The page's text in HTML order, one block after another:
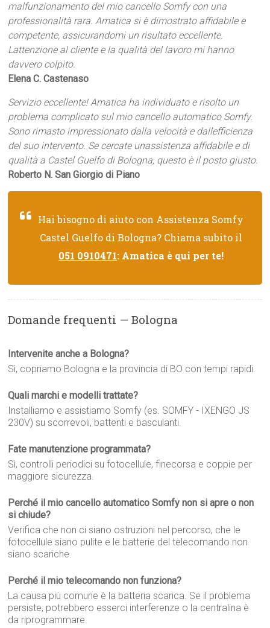
malfunzionamento del mio cancello Somfy con una
professionalità rara. Amatica si è dimostrato affidabile e
competente, assicurandomi un risultato eccellente.
Lattenzione al cliente e la qualità del lavoro mi hanno
davvero colpito.
Elena C. Castenaso
Servizio eccellente! Amatica ha individuato e risolto un
problema complicato sul mio cancello automatico Somfy.
Sono rimasto impressionato dalla velocità e dallefficienza
del suo intervento. Se cercate unassistenza affidabile e di
qualità a Castel Guelfo di Bologna, questo è il posto giusto.
Roberto N. San Giorgio di Piano
Hai bisogno di aiuto con Assistenza Somfy
Castel Guelfo di Bologna? Chiama subito il
051 0910471: Amatica è qui per te!
Domande frequenti — Bologna
Intervenite anche a Bologna?
Sì, copriamo Bologna e la provincia di BO con tempi rapidi.
Quali marchi e modelli trattate?
Installiamo e assistiamo Somfy (es. SOMFY - IXENGO JS
230V) su scorrevoli, battenti e basculanti.
Fate manutenzione programmata?
Sì, controlli periodici su fotocellule, finecorsa e coppie per
maggiore sicurezza.
Perché il mio cancello automatico Somfy non si apre o non
si chiude?
Verifica che non ci siano ostruzioni nel percorso, che le
fotocellule siano pulite e le batterie del telecomando non
siano scariche.
Perché il mio telecomando non funziona?
La causa più comune è la batteria scarica. Se il problema
persiste, potrebbero esserci interferenze o la centralina è
da riprogrammare.